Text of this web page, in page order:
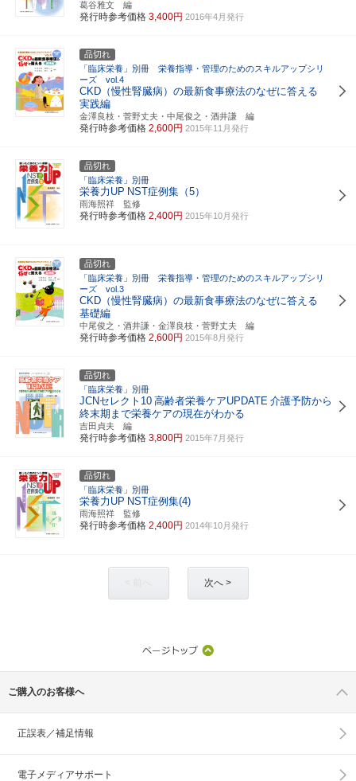
葛谷雅文 編
発行時参考価格 3,400円 2016年4月発行
品切れ
「臨床栄養」別冊 栄養指導・管理のためのスキルアップシリ
ーズ vol.4
CKD（慢性腎臓病）の最新食事療法のなぜに答える
実践編
金澤良枝・菅野丈夫・中尾俊之・酒井謙 編
発行時参考価格 2,600円 2015年11月発行
品切れ
「臨床栄養」別冊
栄養力UP NST症例集（5）
雨海照祥 監修
発行時参考価格 2,400円 2015年10月発行
品切れ
「臨床栄養」別冊 栄養指導・管理のためのスキルアップシリ
ーズ vol.3
CKD（慢性腎臓病）の最新食事療法のなぜに答える
基礎編
中尾俊之・酒井謙・金澤良枝・菅野丈夫 編
発行時参考価格 2,600円 2015年8月発行
品切れ
「臨床栄養」別冊
JCNセレクト10 高齢者栄養ケアUPDATE 介護予防から
終末期まで栄養ケアの現在がわかる
吉田貞夫 編
発行時参考価格 3,800円 2015年7月発行
品切れ
「臨床栄養」別冊
栄養力UP NST症例集(4)
雨海照祥 監修
発行時参考価格 2,400円 2014年10月発行
次へ >
ご購入のお客様へ
正誤表／補足情報
電子メディアサポート